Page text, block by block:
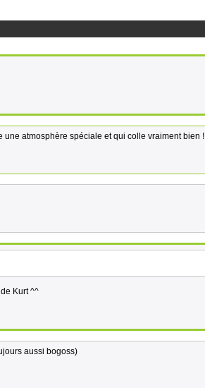
atmosphère spéciale et qui colle vraiment bien !
Kurt ^^
aussi bogoss)